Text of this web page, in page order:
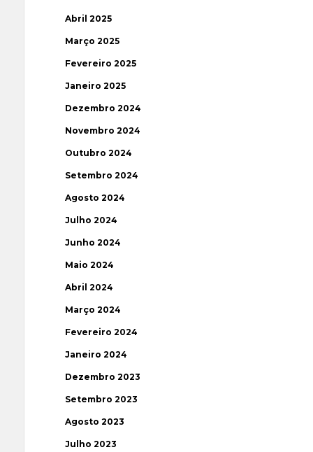
Abril 2025
Março 2025
Fevereiro 2025
Janeiro 2025
Dezembro 2024
Novembro 2024
Outubro 2024
Setembro 2024
Agosto 2024
Julho 2024
Junho 2024
Maio 2024
Abril 2024
Março 2024
Fevereiro 2024
Janeiro 2024
Dezembro 2023
Setembro 2023
Agosto 2023
Julho 2023